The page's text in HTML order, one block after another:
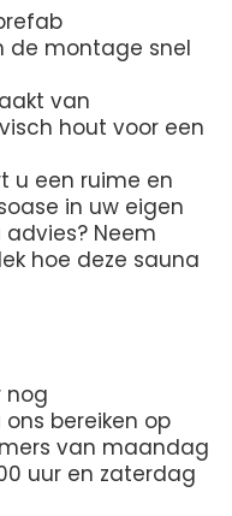
de montage snel
van
hout voor een
u een ruime en
in uw eigen
Neem
hoe deze sauna
nog
bereiken op
van maandag
uur en zaterdag